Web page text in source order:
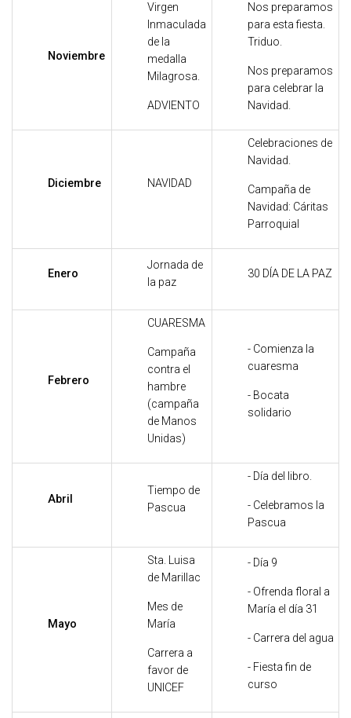
Noviembre
Virgen
Inmaculada
de la
medalla
Milagrosa.
ADVIENTO
Nos preparamos
para esta fiesta.
Triduo.
Nos preparamos
para celebrar la
Navidad.
Diciembre NAVIDAD
Celebraciones de
Navidad.
Campaña de
Navidad: Cáritas
Parroquial
Enero
Jornada de
la paz
30 DÍA DE LA PAZ
Febrero
CUARESMA
Campaña
contra el
hambre
(campaña
de Manos
Unidas)
- Comienza la
cuaresma
- Bocata
solidario
Abril
Tiempo de
Pascua
- Día del libro.
- Celebramos la
Pascua
Mayo
Sta. Luisa
de Marillac
Mes de
María
Carrera a
favor de
UNICEF
- Día 9
- Ofrenda floral a
María el día 31
- Carrera del agua
- Fiesta fin de
curso